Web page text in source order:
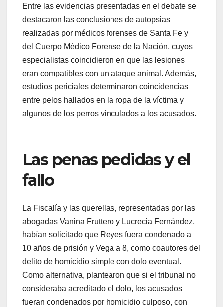
Entre las evidencias presentadas en el debate se
destacaron las conclusiones de autopsias
realizadas por médicos forenses de Santa Fe y
del Cuerpo Médico Forense de la Nación, cuyos
especialistas coincidieron en que las lesiones
eran compatibles con un ataque animal. Además,
estudios periciales determinaron coincidencias
entre pelos hallados en la ropa de la víctima y
algunos de los perros vinculados a los acusados.
Las penas pedidas y el
fallo
La Fiscalía y las querellas, representadas por las
abogadas Vanina Fruttero y Lucrecia Fernández,
habían solicitado que Reyes fuera condenado a
10 años de prisión y Vega a 8, como coautores del
delito de homicidio simple con dolo eventual.
Como alternativa, plantearon que si el tribunal no
consideraba acreditado el dolo, los acusados
fueran condenados por homicidio culposo, con